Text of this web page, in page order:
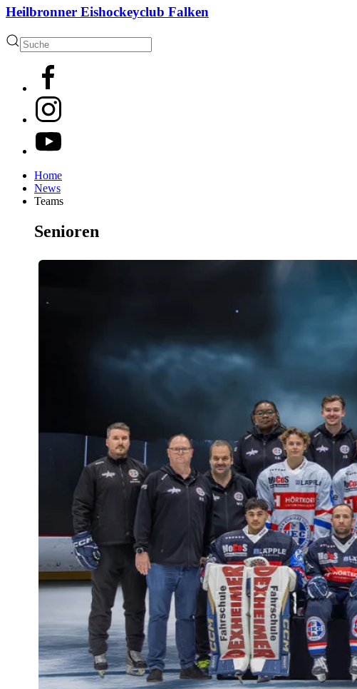
Heilbronner Eishockeyclub Falken
Home
News
Teams
Senioren